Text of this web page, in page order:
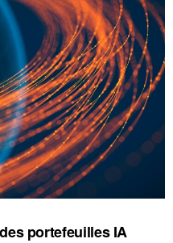
portefeuilles IA